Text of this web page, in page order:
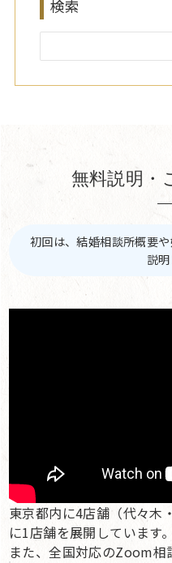
検索
無料説明・
初回は、結婚相談所概要
説
東京都内に4店舗（代々木
に1店舗を展開しています。
また、全国対応のZoom相